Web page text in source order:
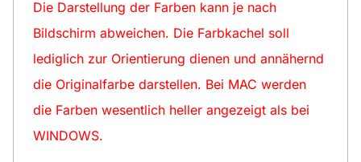
Die Darstellung der Farben kann je nach
Bildschirm abweichen. Die Farbkachel soll
lediglich zur Orientierung dienen und annähernd
die Originalfarbe darstellen. Bei MAC werden
die Farben wesentlich heller angezeigt als bei
WINDOWS.